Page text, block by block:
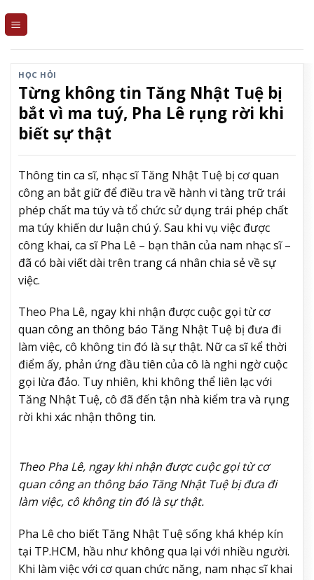
HỌC HỎI
Từng không tin Tăng Nhật Tuệ bị
bắt vì ma tuý, Pha Lê rụng rời khi
biết sự thật
Thông tin ca sĩ, nhạc sĩ Tăng Nhật Tuệ bị cơ quan
công an bắt giữ để điều tra về hành vi tàng trữ trái
phép chất ma túy và tổ chức sử dụng trái phép chất
ma túy khiến dư luận chú ý. Sau khi vụ việc được
công khai, ca sĩ Pha Lê – bạn thân của nam nhạc sĩ –
đã có bài viết dài trên trang cá nhân chia sẻ về sự
việc.
Theo Pha Lê, ngay khi nhận được cuộc gọi từ cơ
quan công an thông báo Tăng Nhật Tuệ bị đưa đi
làm việc, cô không tin đó là sự thật. Nữ ca sĩ kể thời
điểm ấy, phản ứng đầu tiên của cô là nghi ngờ cuộc
gọi lừa đảo. Tuy nhiên, khi không thể liên lạc với
Tăng Nhật Tuệ, cô đã đến tận nhà kiểm tra và rụng
rời khi xác nhận thông tin.
Theo Pha Lê, ngay khi nhận được cuộc gọi từ cơ
quan công an thông báo Tăng Nhật Tuệ bị đưa đi
làm việc, cô không tin đó là sự thật.
Pha Lê cho biết Tăng Nhật Tuệ sống khá khép kín
tại TP.HCM, hầu như không qua lại với nhiều người.
Khi làm việc với cơ quan chức năng, nam nhạc sĩ khai